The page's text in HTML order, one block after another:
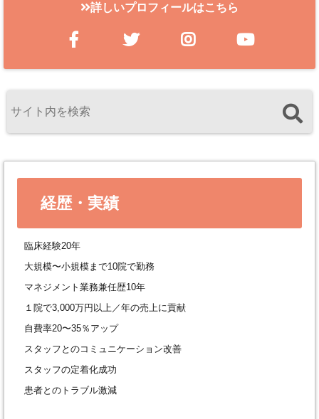
詳しいプロフィールはこちら
経歴・実績
臨床経験20年
大規模〜小規模まで10院で勤務
マネジメント業務兼任歴10年
１院で3,000万円以上／年の売上に貢献
自費率20〜35％アップ
スタッフとのコミュニケーション改善
スタッフの定着化成功
患者とのトラブル激減